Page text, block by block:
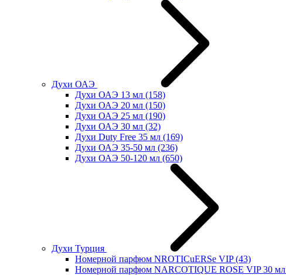
Духи ОАЭ
Духи ОАЭ 13 мл (158)
Духи ОАЭ 20 мл (150)
Духи ОАЭ 25 мл (190)
Духи ОАЭ 30 мл (32)
Духи Duty Free 35 мл (169)
Духи ОАЭ 35-50 мл (236)
Духи ОАЭ 50-120 мл (650)
Духи Турция
Номерной парфюм NROTICuERSe VIP(43)
Номерной парфюм NARCOTIQUE ROSE VIP 30 мл